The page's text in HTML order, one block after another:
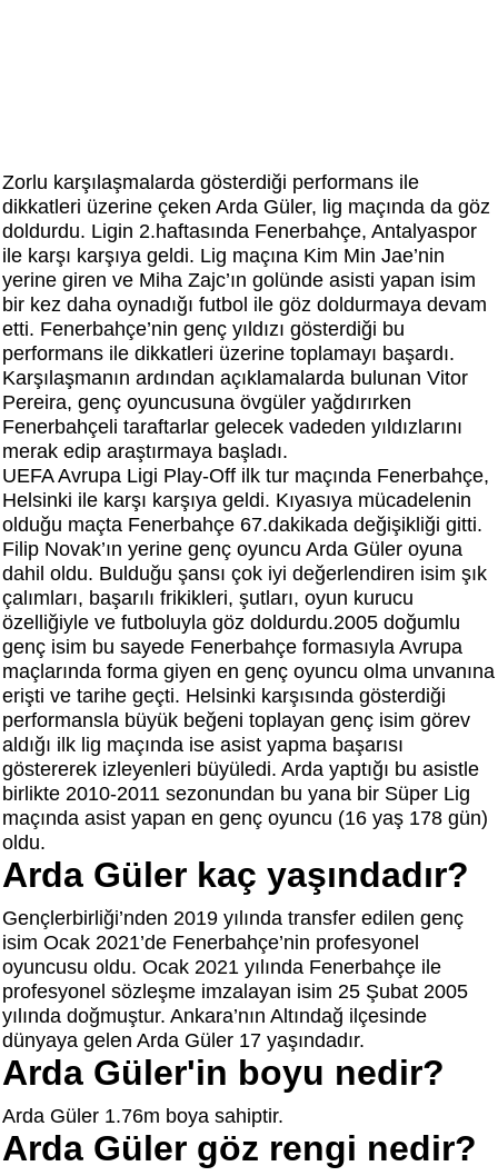
Zorlu karşılaşmalarda gösterdiği performans ile
dikkatleri üzerine çeken Arda Güler, lig maçında da göz
doldurdu. Ligin 2.haftasında Fenerbahçe, Antalyaspor
ile karşı karşıya geldi. Lig maçına Kim Min Jae’nin
yerine giren ve Miha Zajc’ın golünde asisti yapan isim
bir kez daha oynadığı futbol ile göz doldurmaya devam
etti. Fenerbahçe’nin genç yıldızı gösterdiği bu
performans ile dikkatleri üzerine toplamayı başardı.
Karşılaşmanın ardından açıklamalarda bulunan Vitor
Pereira, genç oyuncusuna övgüler yağdırırken
Fenerbahçeli taraftarlar gelecek vadeden yıldızlarını
merak edip araştırmaya başladı.
UEFA Avrupa Ligi Play-Off ilk tur maçında Fenerbahçe,
Helsinki ile karşı karşıya geldi. Kıyasıya mücadelenin
olduğu maçta Fenerbahçe 67.dakikada değişikliği gitti.
Filip Novak’ın yerine genç oyuncu Arda Güler oyuna
dahil oldu. Bulduğu şansı çok iyi değerlendiren isim şık
çalımları, başarılı frikikleri, şutları, oyun kurucu
özelliğiyle ve futboluyla göz doldurdu.2005 doğumlu
genç isim bu sayede Fenerbahçe formasıyla Avrupa
maçlarında forma giyen en genç oyuncu olma unvanına
erişti ve tarihe geçti. Helsinki karşısında gösterdiği
performansla büyük beğeni toplayan genç isim görev
aldığı ilk lig maçında ise asist yapma başarısı
göstererek izleyenleri büyüledi. Arda yaptığı bu asistle
birlikte 2010-2011 sezonundan bu yana bir Süper Lig
maçında asist yapan en genç oyuncu (16 yaş 178 gün)
oldu.
Arda Güler kaç yaşındadır?
Gençlerbirliği’nden 2019 yılında transfer edilen genç
isim Ocak 2021’de Fenerbahçe’nin profesyonel
oyuncusu oldu. Ocak 2021 yılında Fenerbahçe ile
profesyonel sözleşme imzalayan isim 25 Şubat 2005
yılında doğmuştur. Ankara’nın Altındağ ilçesinde
dünyaya gelen Arda Güler 17 yaşındadır.
Arda Güler'in boyu nedir?
Arda Güler 1.76m boya sahiptir.
Arda Güler göz rengi nedir?